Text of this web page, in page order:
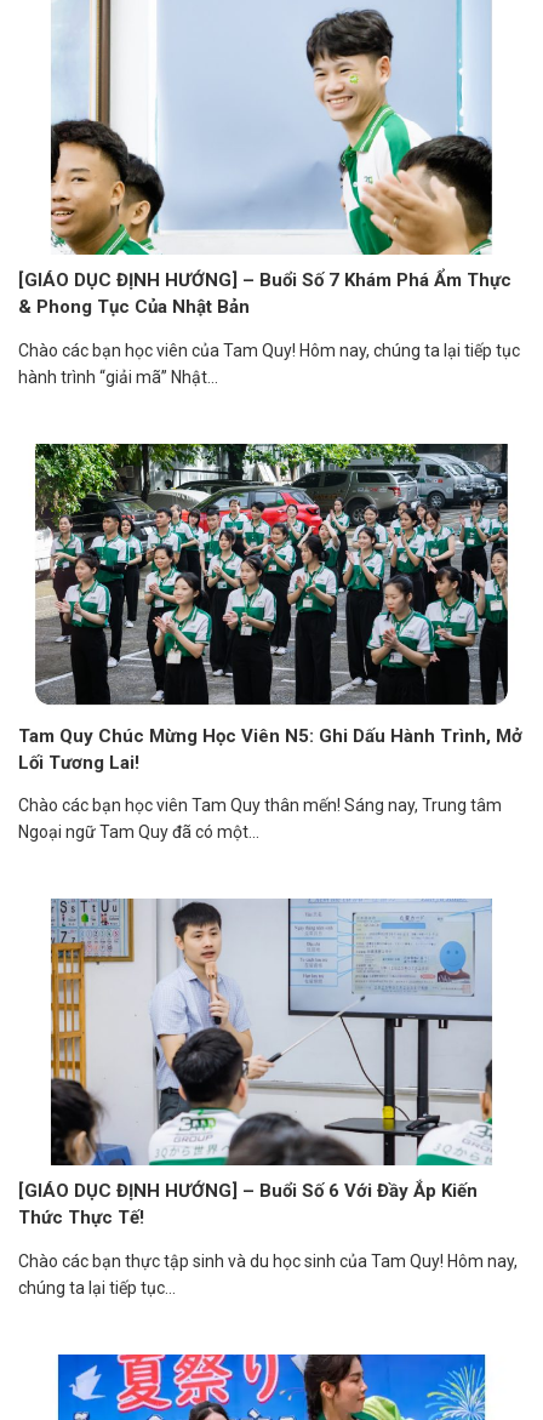
[GIÁO DỤC ĐỊNH HƯỚNG] – Buổi Số 7 Khám Phá Ẩm Thực
& Phong Tục Của Nhật Bản
Chào các bạn học viên của Tam Quy! Hôm nay, chúng ta lại tiếp tục
hành trình “giải mã” Nhật...
Tam Quy Chúc Mừng Học Viên N5: Ghi Dấu Hành Trình, Mở
Lối Tương Lai!
Chào các bạn học viên Tam Quy thân mến! Sáng nay, Trung tâm
Ngoại ngữ Tam Quy đã có một...
[GIÁO DỤC ĐỊNH HƯỚNG] – Buổi Số 6 Với Đầy Ắp Kiến
Thức Thực Tế!
Chào các bạn thực tập sinh và du học sinh của Tam Quy! Hôm nay,
chúng ta lại tiếp tục...